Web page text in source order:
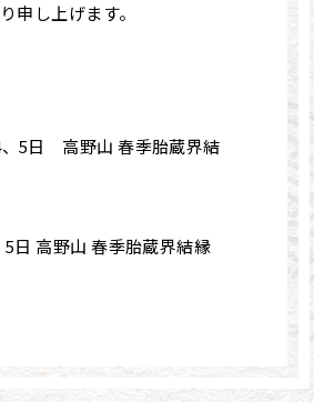
申し上げます。
5日 高野山 春季胎蔵界結
日 高野山 春季胎蔵界結縁